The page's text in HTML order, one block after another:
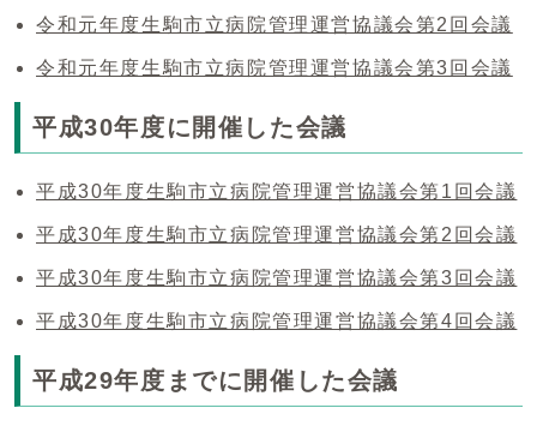
令和元年度生駒市立病院管理運営協議会第2回会議
令和元年度生駒市立病院管理運営協議会第3回会議
平成30年度に開催した会議
平成30年度生駒市立病院管理運営協議会第1回会議
平成30年度生駒市立病院管理運営協議会第2回会議
平成30年度生駒市立病院管理運営協議会第3回会議
平成30年度生駒市立病院管理運営協議会第4回会議
平成29年度までに開催した会議